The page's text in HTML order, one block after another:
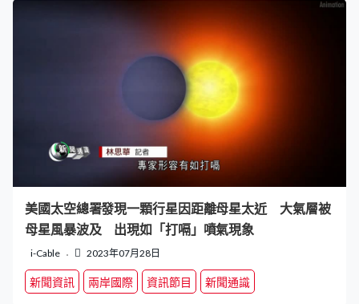
美國太空總署發現一顆行星因距離母星太近 大氣層被
母星風暴波及 出現如「打嗝」噴氣現象
i-Cable 2023年07月28日
新聞資訊 兩岸國際 資訊節目 新聞通識